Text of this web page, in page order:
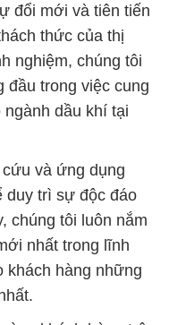
đổi mới và tiên tiến
thức của thị
nghiệm, chúng tôi
đầu trong việc cung
dầu khí tại
và ứng dụng
duy trì sự độc đáo
chúng tôi luôn nắm
nhất trong lĩnh
khách hàng những